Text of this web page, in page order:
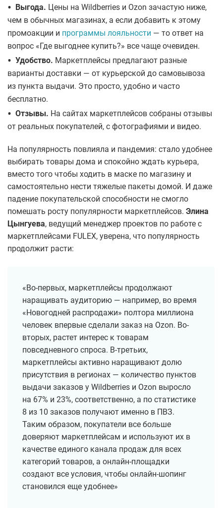
• Выгода. Цены на Wildberries и Ozon зачастую ниже,
чем в обычных магазинах, а если добавить к этому
промоакции и программы лояльности — то ответ на
вопрос «Где выгоднее купить?» все чаще очевиден.
• Удобство. Маркетплейсы предлагают разные
варианты доставки — от курьерской до самовывоза
из пункта выдачи. Это просто, удобно и часто
бесплатно.
• Отзывы. На сайтах маркетплейсов собраны отзывы
от реальных покупателей, с фотографиями и видео.
На популярность повлияла и пандемия: стало удобнее
выбирать товары дома и спокойно ждать курьера,
вместо того чтобы ходить в маске по магазину и
самостоятельно нести тяжелые пакеты домой. И даже
падение покупательской способности не смогло
помешать росту популярности маркетплейсов. Элина
Цынгуева, ведущий менеджер проектов по работе с
маркетплейсами FULEX, уверена, что популярность
продолжит расти:
«Во-первых, маркетплейсы продолжают
наращивать аудиторию — например, во время
«Новогодней распродажи» полтора миллиона
человек впервые сделали заказ на Ozon. Во-
вторых, растет интерес к товарам
повседневного спроса. В-третьих,
маркетплейсы активно наращивают долю
присутствия в регионах — количество пунктов
выдачи заказов у Wildberries и Ozon выросло
на 67% и 23%, соответственно, а по статистике
8 из 10 заказов получают именно в ПВЗ.
Таким образом, покупатели все больше
доверяют маркетплейсам и используют их в
качестве единого канала продаж для всех
категорий товаров, а онлайн-площадки
создают все условия, чтобы онлайн-шопинг
становился еще удобнее»